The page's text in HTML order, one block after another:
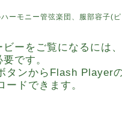
ーモニー管弦楽団、服部容子(
ビーをご覧になるには
です。
タンからFlash Player
ードできます。